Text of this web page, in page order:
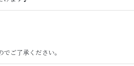
ご了承ください。